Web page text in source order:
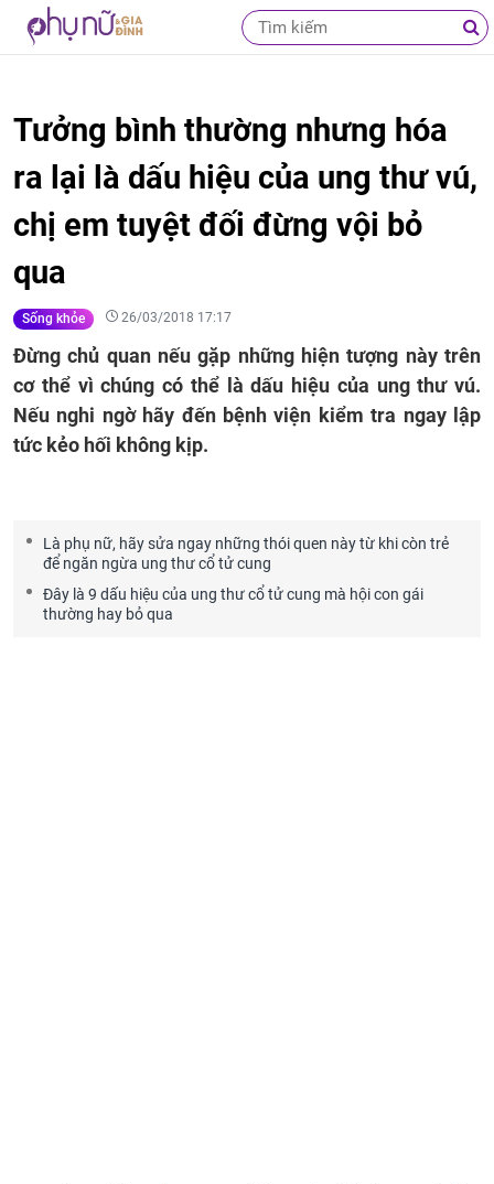
Tưởng bình thường nhưng hóa
ra lại là dấu hiệu của ung thư vú,
chị em tuyệt đối đừng vội bỏ
qua
Sống khỏe 26/03/2018 17:17
Đừng chủ quan nếu gặp những hiện tượng này trên
cơ thể vì chúng có thể là dấu hiệu của ung thư vú.
Nếu nghi ngờ hãy đến bệnh viện kiểm tra ngay lập
tức kẻo hối không kịp.
Là phụ nữ, hãy sửa ngay những thói quen này từ khi còn trẻ
để ngăn ngừa ung thư cổ tử cung
Đây là 9 dấu hiệu của ung thư cổ tử cung mà hội con gái
thường hay bỏ qua